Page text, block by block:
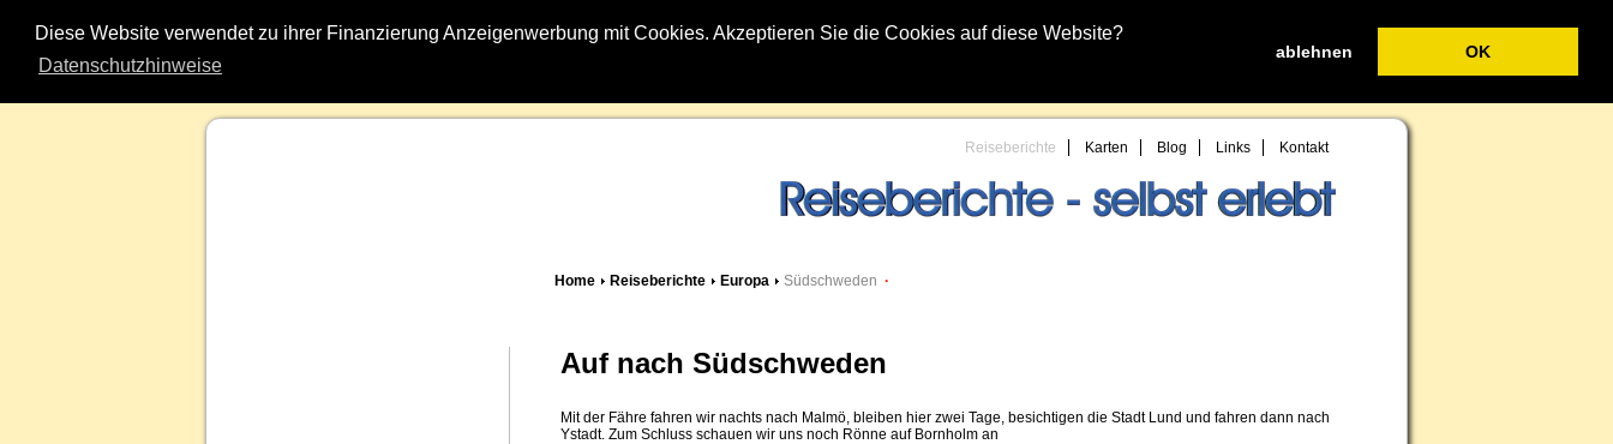
Diese Website verwendet zu ihrer Finanzierung Anzeigenwerbung mit Cookies. Akzeptieren Sie die Cookies auf diese Website?
Datenschutzhinweise
ablehnen OK
Reiseberichte Karten Blog Links Kontakt
Home Reiseberichte Europa Südschweden ·
Auf nach Südschweden
Mit der Fähre fahren wir nachts nach Malmö, bleiben hier zwei Tage, besichtigen die Stadt Lund und fahren dann nach
Ystadt. Zum Schluss schauen wir uns noch Rönne auf Bornholm an